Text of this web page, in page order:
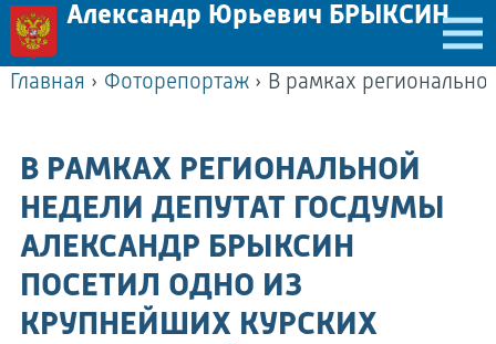
Александр Юрьевич БРЫКСИН
Главная › Фоторепортаж›
В РАМКАХ РЕГИОНАЛЬНОЙ
НЕДЕЛИ ДЕПУТАТ ГОСДУМЫ
АЛЕКСАНДР БРЫКСИН
ПОСЕТИЛ ОДНО ИЗ
КРУПНЕЙШИХ КУРСКИХ